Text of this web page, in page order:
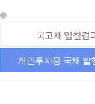
국고채 입찰결
개인투자용 국채 발